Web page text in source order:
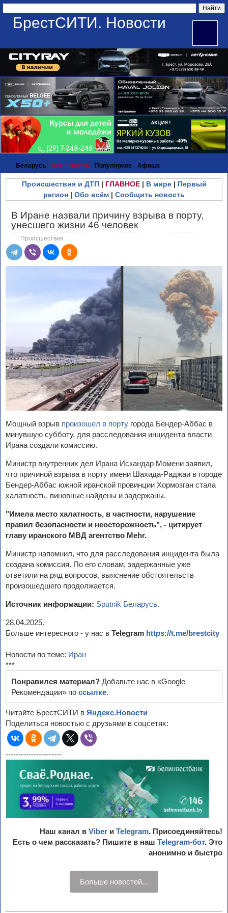
БрестСИТИ. Новости
Беларусь Все новости Популярное Афиша
Происшествия и ДТП| ГЛАВНОЕ| В мире| Первый
регион | Обо всём | Сообщить новость
В Иране назвали причину взрыва в порту,
унесшего жизни 46 человек
Происшествия
Мощный взрыв произошел в порту города Бендер-Аббас в
минувшую субботу, для расследования инцидента власти
Ирана создали комиссию.
Министр внутренних дел Ирана Искандар Момени заявил,
что причиной взрыва в порту имени Шахида-Раджаи в городе
Бендер-Аббас южной иранской провинции Хормозган стала
халатность, виновные найдены и задержаны.
"Имела место халатность, в частности, нарушение
правил безопасности и неосторожность", - цитирует
главу иранского МВД агентство Mehr.
Министр напомнил, что для расследования инцидента была
создана комиссия. По его словам, задержанные уже
ответили на ряд вопросов, выяснение обстоятельств
произошедшего продолжается.
Источник информации: Sputnik Беларусь.
28.04.2025.
Больше интересного - у нас в Telegram https://t.me/brestcity
Новости по теме: Иран
***
Понравился материал? Добавьте нас в «Google
Рекомендации» по ссылке.
Читайте БрестСИТИ в Яндекс.Новости
Поделиться новостью с друзьями в соцсетях:
----------------------
Наш канал в Viber и Telegram. Присоединяйтесь!
Есть о чем рассказать? Пишите в наш Telegram-бот. Это
анонимно и быстро
Больше новостей...